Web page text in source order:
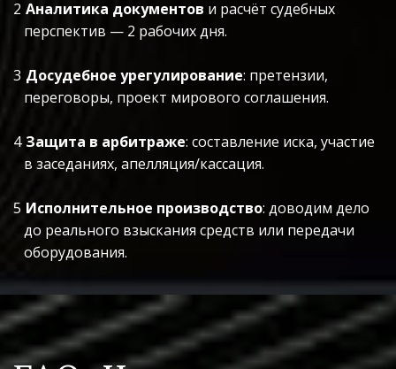
Аналитика документов и расчёт судебных
перспектив — 2 рабочих дня.
Досудебное урегулирование: претензии,
переговоры, проект мирового соглашения.
Защита в арбитраже: составление иска, участие
в заседаниях, апелляция/кассация.
Исполнительное производство: доводим дело
до реального взыскания средств или передачи
оборудования.